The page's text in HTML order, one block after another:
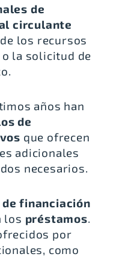
de
circulante
los recursos
la solicitud de
años han
de
que ofrecen
adicionales
necesarios.
financiación
los préstamos.
por
como